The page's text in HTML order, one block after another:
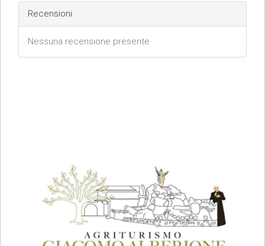
Recensioni
Nessuna recensione presente